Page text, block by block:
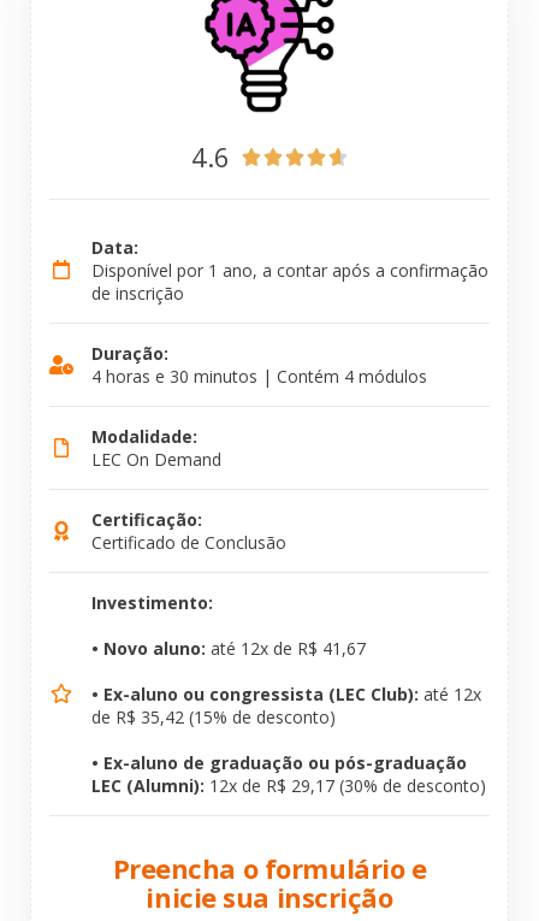
4.6 
Data:
Disponível por 1 ano, a contar após a confirmação
de inscrição
Duração:
4 horas e 30 minutos | Contém 4 módulos
Modalidade:
LEC On Demand
Certificação:
Certificado de Conclusão
Investimento:
• Novo aluno: até 12x de R$ 41,67
• Ex-aluno ou congressista (LEC Club): até 12x
de R$ 35,42 (15% de desconto)
• Ex-aluno de graduação ou pós-graduação
LEC (Alumni): 12x de R$ 29,17 (30% de desconto)
Preencha o formulário e
inicie sua inscrição